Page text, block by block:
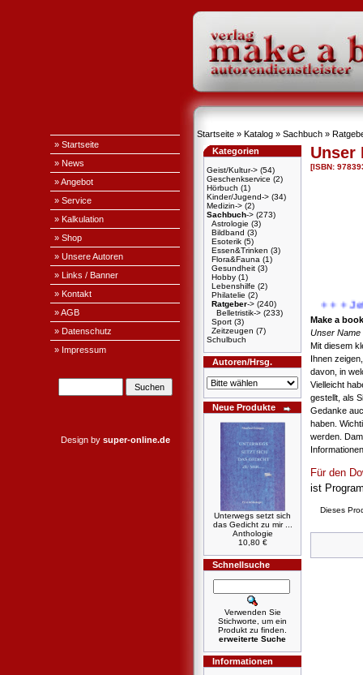
» Startseite
» News
» Angebot
» Service
» Kalkulation
» Shop
» Unsere Autoren
» Links / Banner
» Kontakt
» AGB
» Datenschutz
» Impressum
Design by super-online.de
Startseite » Katalog » Sachbuch »
Kategorien
Geist/Kultur-> (54)
Geschenkservice (2)
Hörbuch (1)
Kinder/Jugend-> (34)
Medizin-> (2)
Sachbuch-> (273)
Astrologie (3)
Bildband (3)
Esoterik (5)
Essen&Trinken (3)
Flora&Fauna (1)
Gesundheit (3)
Hobby (1)
Lebenshilfe (2)
Philatelie (2)
Ratgeber-> (240)
Belletristik-> (233)
Sport (3)
Zeitzeugen (7)
Schulbuch
Autoren/Hrsg.
Neue Produkte
Unterwegs setzt sich
das Gedicht zu mir ...
Anthologie
10,80 €
Schnellsuche
Verwenden Sie
Stichworte, um ein
Produkt zu finden.
erweiterte Suche
Informationen
Unser
[ISBN:
+ + +
Make a book
Unser Name
Mit diesem
Ihnen
davon, in
Vielleicht
gestellt, als
Gedanke
haben.
werden.
Für den
ist
Dieses